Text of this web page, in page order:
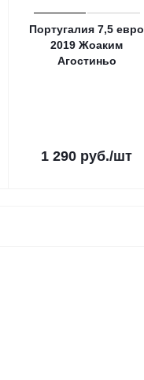
Португалия 7,5 евро
2019 Жоаким
Агостиньо
1 290 руб./шт